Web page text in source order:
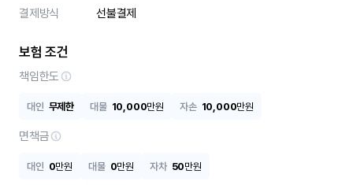
결제방식
선불결제
보험 조건
책임한도
대인 무제한 대물 10,000만원 자손 10,000만원
면책금
대인 0만원 대물 0만원 자차 50만원